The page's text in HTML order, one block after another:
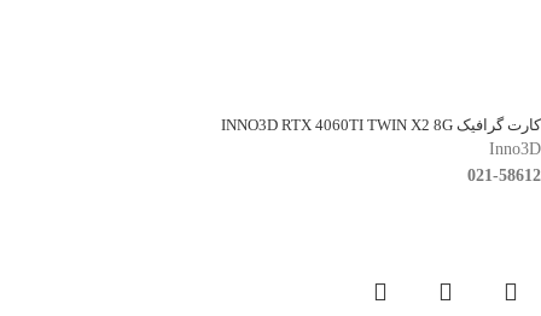
کارت گرافیک INNO3D RTX 4060TI TWIN X2 8G
Inno3D
021-58612